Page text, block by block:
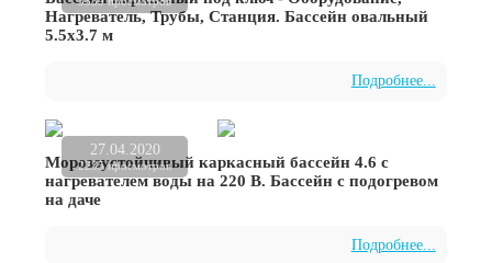
Нагреватель, Трубы, Станция. Бассейн овальный
5.5х3.7 м
Подробнее...
27.04.2020
2235 просмотров
Морозоустойчивый каркасный бассейн 4.6 с
нагревателем воды на 220 В. Бассейн с подогревом
на даче
Подробнее...